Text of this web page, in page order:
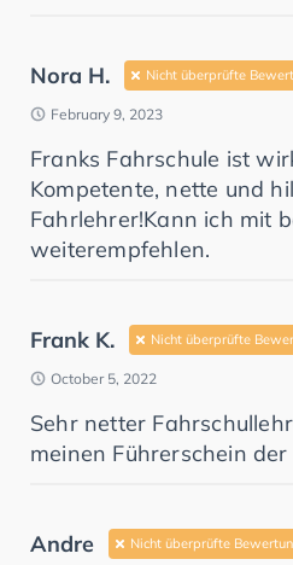
Nora H. Nicht überprüfte
February 9, 2023
Franks Fahrschule ist
Kompetente, nette und
Fahrlehrer!Kann ich mit
weiterempfehlen.
Frank K. Nicht überprüfte
October 5, 2022
Sehr netter
meinen Führerschein
Andre Nicht überprüfte